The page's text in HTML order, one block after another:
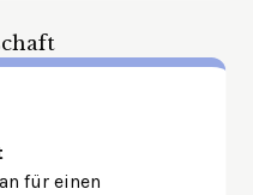
für einen